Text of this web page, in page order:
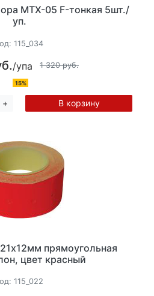
МТХ-05 F-тонкая 5шт./
уп.
115_034
/упа 1 320 руб.
15%
+ В корзину
прямоугольная
цвет красный
115_022